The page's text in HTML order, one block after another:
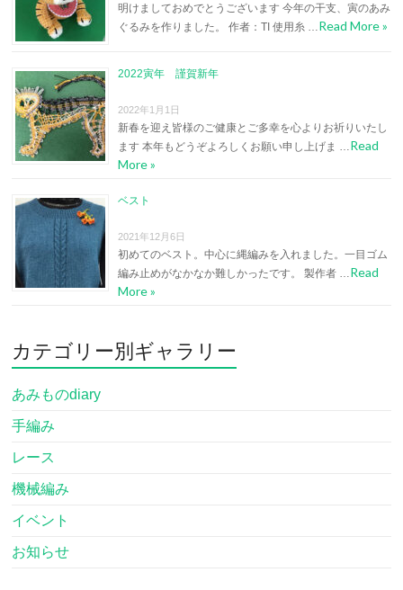
明けましておめでとうございます 今年の干支、寅のあみ
ぐるみを作りました。 作者：TI 使用糸 … Read More »
2022寅年 謹賀新年
2022年1月1日
新春を迎え皆様のご健康とご多幸を心よりお祈りいたし
ます 本年もどうぞよろしくお願い申し上げま … Read
More »
ベスト
2021年12月6日
初めてのベスト。中心に縄編みを入れました。一目ゴム
編み止めがなかなか難しかったです。 製作者 … Read
More »
カテゴリー別ギャラリー
あみものdiary
手編み
レース
機械編み
イベント
お知らせ